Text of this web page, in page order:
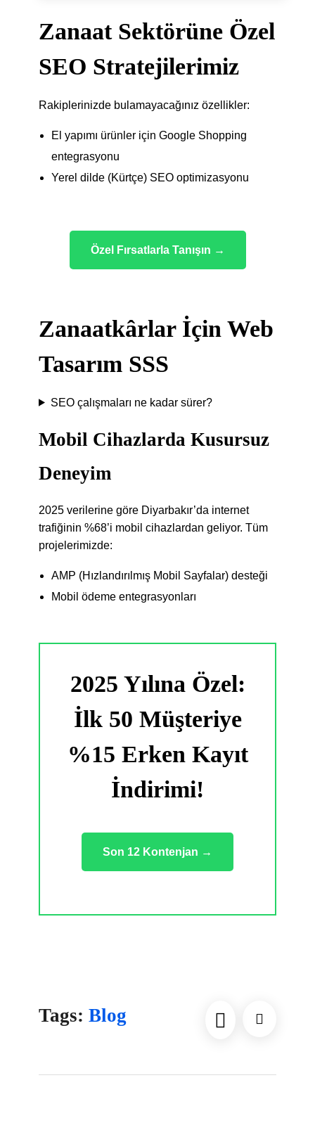
Zanaat Sektörüne Özel
SEO Stratejilerimiz
Rakiplerinizde bulamayacağınız özellikler:
El yapımı ürünler için Google Shopping
entegrasyonu
Yerel dilde (Kürtçe) SEO optimizasyonu
Özel Fırsatlarla Tanışın →
Zanaatkârlar İçin Web
Tasarım SSS
SEO çalışmaları ne kadar sürer?
Mobil Cihazlarda Kusursuz
Deneyim
2025 verilerine göre Diyarbakır’da internet
trafiğinin %68’i mobil cihazlardan geliyor. Tüm
projelerimizde:
AMP (Hızlandırılmış Mobil Sayfalar) desteği
Mobil ödeme entegrasyonları
2025 Yılına Özel:
İlk 50 Müşteriye
%15 Erken Kayıt
İndirimi!
Son 12 Kontenjan →
Tags: Blog